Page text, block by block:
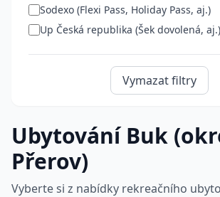
Sodexo (Flexi Pass, Holiday Pass, aj.)
Up Česká republika (Šek dovolená, aj.)
Vymazat filtry
Ubytování Buk
Přerov)
Vyberte si z nabídky rekreačního